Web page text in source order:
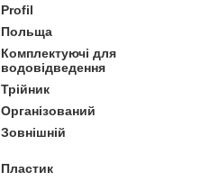
Profil
Польща
Комплектуючі для
водовідведення
Трійник
Організований
Зовнішній
Пластик